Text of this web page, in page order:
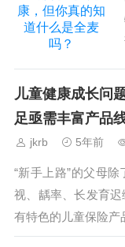
儿童健康成长问
足亟需丰富产品
jkrb 5年前
“新手上路”的父母
视、龋率、长发育
有特色的儿童保险产